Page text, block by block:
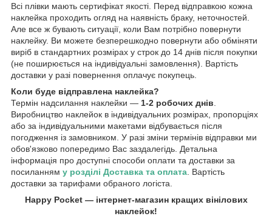
Всі плівки мають сертифікат якості. Перед відправкою кожна
наклейка проходить огляд на наявність браку, неточностей.
Але все ж бувають ситуації, коли Вам потрібно повернути
наклейку. Ви можете безперешкодно повернути або обміняти
виріб в стандартних розмірах у строк до 14 днів після покупки
(не поширюється на індивідуальні замовлення). Вартість
доставки у разі повернення оплачує покупець.
Коли буде відправлена наклейка?
Термін надсилання наклейки — 1-2 робочих днів
Виробництво наклейок в індивідуальних розмірах, пропорціях
або за індивідуальними макетами відбувається після
погодження із замовником. У разі зміни термінів відправки ми
обов'язково попередимо Вас заздалегідь. Детальна
інформація про доступні способи оплати та доставки за
посиланням у розділі Доставка та оплата . Вартість
доставки за тарифами обраного логіста.
Happy Pocket — інтернет-магазин кращих вінілових
наклейок!